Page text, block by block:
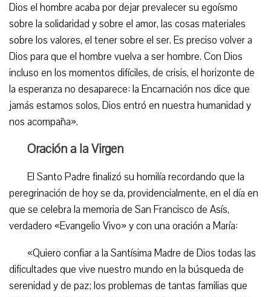
Dios el hombre acaba por dejar prevalecer su egoísmo
sobre la solidaridad y sobre el amor, las cosas materiales
sobre los valores, el tener sobre el ser. Es preciso volver a
Dios para que el hombre vuelva a ser hombre. Con Dios
incluso en los momentos difíciles, de crisis, el horizonte de
la esperanza no desaparece: la Encarnación nos dice que
jamás estamos solos, Dios entró en nuestra humanidad y
nos acompaña».
Oración a la Virgen
El Santo Padre finalizó su homilía recordando que la
peregrinación de hoy se da, providencialmente, en el día en
que se celebra la memoria de San Francisco de Asís,
verdadero «Evangelio Vivo» y con una oración a María:
«Quiero confiar a la Santísima Madre de Dios todas las
dificultades que vive nuestro mundo en la búsqueda de
serenidad y de paz; los problemas de tantas familias que